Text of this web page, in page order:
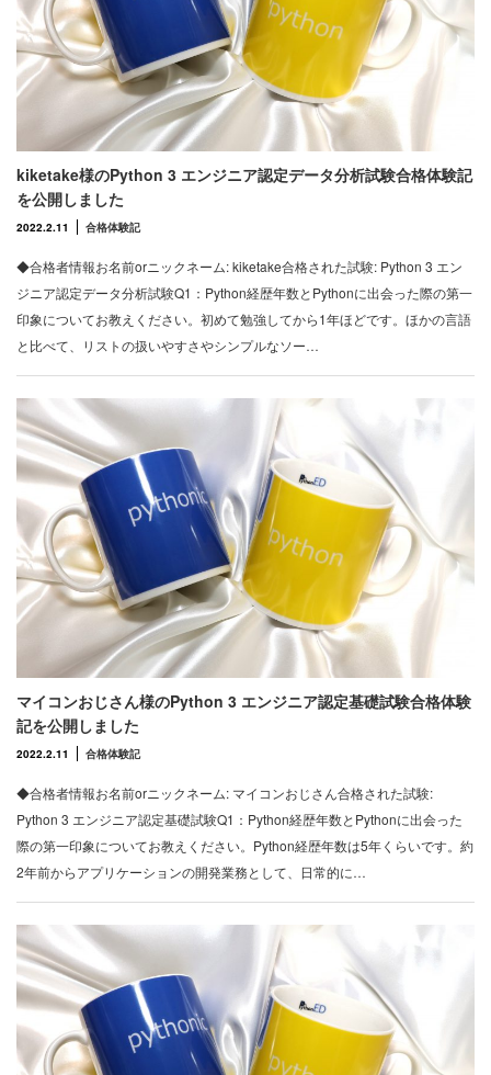
kiketake様のPython 3 エンジニア認定データ分析試験合格体験記
を公開しました
2022.2.11 合格体験記
◆合格者情報お名前orニックネーム: kiketake合格された試験: Python 3 エン
ジニア認定データ分析試験Q1：Python経歴年数とPythonに出会った際の第一
印象についてお教えください。初めて勉強してから1年ほどです。ほかの言語
と比べて、リストの扱いやすさやシンプルなソー…
マイコンおじさん様のPython 3 エンジニア認定基礎試験合格体験
記を公開しました
2022.2.11 合格体験記
◆合格者情報お名前orニックネーム: マイコンおじさん合格された試験:
Python 3 エンジニア認定基礎試験Q1：Python経歴年数とPythonに出会った
際の第一印象についてお教えください。Python経歴年数は5年くらいです。約
2年前からアプリケーションの開発業務として、日常的に…